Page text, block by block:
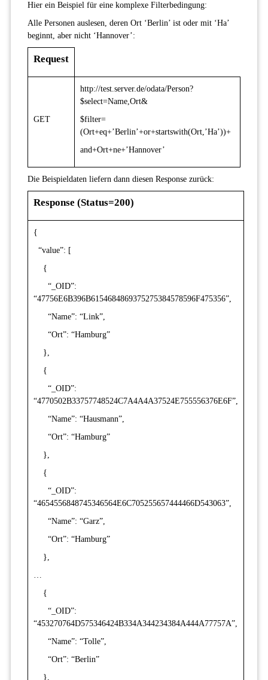
Hier ein Beispiel für eine komplexe Filterbedingung:
Alle Personen auslesen, deren Ort ‘Berlin’ ist oder mit ‘Ha’
beginnt, aber nicht ‘Hannover’:
Request
GET
http://test.server.de/odata/Person?
$select=Name,Ort&
$filter=
(Ort+eq+’Berlin’+or+startswith(Ort,’Ha’))+
and+Ort+ne+’Hannover’
Die Beispieldaten liefern dann diesen Response zurück:
Response (Status=200)
{
“value”: [
{
“_OID”:
“47756E6B396B6154684869375275384578596F475356”,
“Name”: “Link”,
“Ort”: “Hamburg”
},
{
“_OID”:
“4770502B33757748524C7A4A4A37524E755556376E6F”,
“Name”: “Hausmann”,
“Ort”: “Hamburg”
},
{
“_OID”:
“4654556848745346564E6C705255657444466D543063”,
“Name”: “Garz”,
“Ort”: “Hamburg”
},
…
{
“_OID”:
“453270764D575346424B334A344234384A444A77757A”,
“Name”: “Tolle”,
“Ort”: “Berlin”
},